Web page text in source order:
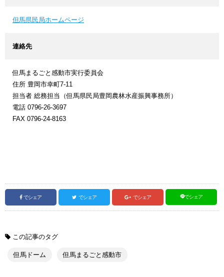
但馬県民局ホームページ
連絡先
但馬まるごと感動市実行委員会
住所 豊岡市幸町7-11
担当者 総務担当（但馬県民局豊岡農林水産振興事務所）
電話 0796-26-3697
FAX 0796-24-8163
でシェア でシェア でシェア でシェア
この記事のタグ
但馬ドーム 但馬まるごと感動市